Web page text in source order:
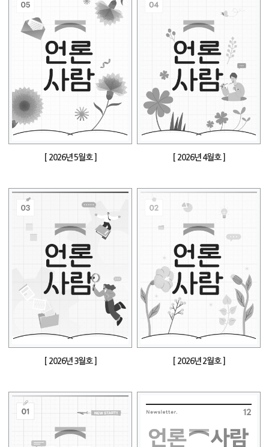
[ 2026년 5월호 ] [ 2026년 4월호 ]
[ 2026년 3월호 ] [ 2026년 2월호 ]